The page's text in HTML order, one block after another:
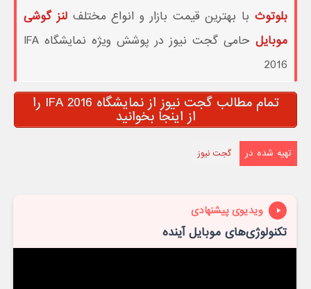
بلوتوث با بهترین قیمت بازار و انواع مختلف لنز گوشی
موبایل
حامی گجت نیوز در پوشش ویژه نمایشگاه IFA
2016
تمام مطالب گجت نیوز از نمایشگاه IFA 2016 را
از اینجا بخوانید
تهیه شده در گجت نیوز
ویدیوی پیشنهادی
تکنولوژی‌های موبایل آینده